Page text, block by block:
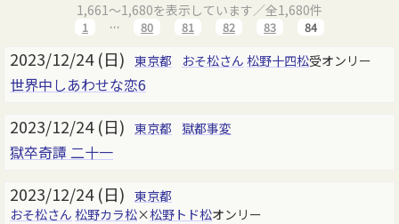
1,661～1,680を表示しています／全1,680件
1 … 80 81 82 83 84
2023/12/24 (日) 東京都 おそ松さん 松野十四松受オンリー
世界中しあわせな恋6
2023/12/24 (日) 東京都 獄都事変
獄卒奇譚 二十一
2023/12/24 (日) 東京都
おそ松さん 松野カラ松×松野トド松オンリー